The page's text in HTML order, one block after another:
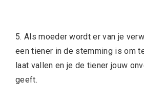
5. Als moeder wordt er van je
een tiener in de stemming is om
laat vallen en je de tiener jouw
geeft.